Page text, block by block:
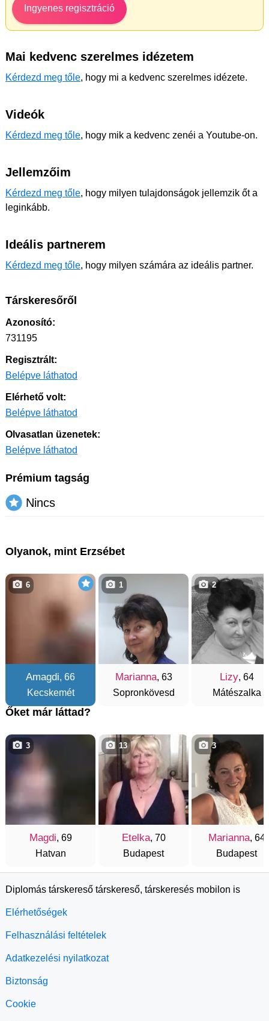
Ingyenes regisztráció
Mai kedvenc szerelmes idézetem
Kérdezd meg tőle, hogy mi a kedvenc szerelmes idézete.
Videók
Kérdezd meg tőle, hogy mik a kedvenc zenéi a Youtube-on.
Jellemzőim
Kérdezd meg tőle, hogy milyen tulajdonságok jellemzik őt a
leginkább.
Ideális partnerem
Kérdezd meg tőle, hogy milyen számára az ideális partner.
Társkeresőről
Azonosító:
731195
Regisztrált:
Belépve láthatod
Elérhető volt:
Belépve láthatod
Olvasatlan üzenetek:
Belépve láthatod
Prémium tagság
Nincs
Olyanok, mint Erzsébet
Amagdi, 66
Kecskemét
6
Marianna, 63
Sopronkövesd
1
Lizy, 64
Mátészalka
2
Őket már láttad?
Magdi, 69
Hatvan
3
Etelka, 70
Budapest
13
Marianna, 64
Budapest
3
Diplomás társkereső társkereső, társkeresés mobilon is
Elérhetőségek
Felhasználási feltételek
Adatkezelési nyilatkozat
Biztonság
Cookie